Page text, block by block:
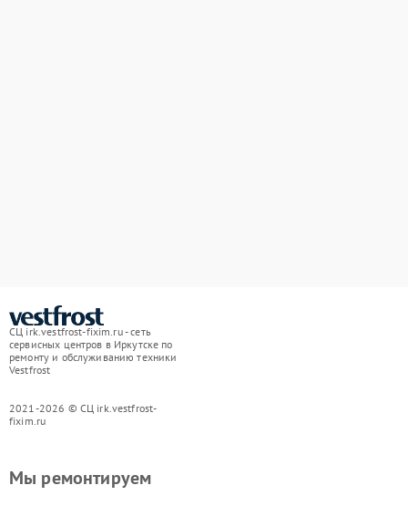
СЦ irk.vestfrost-fixim.ru - сеть
сервисных центров в Иркутске по
ремонту и обслуживанию техники
Vestfrost
2021-2026 © СЦ irk.vestfrost-
fixim.ru
Мы ремонтируем